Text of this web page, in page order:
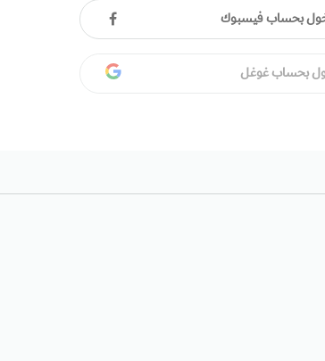
بحساب فيسبوك
بحساب غوغل